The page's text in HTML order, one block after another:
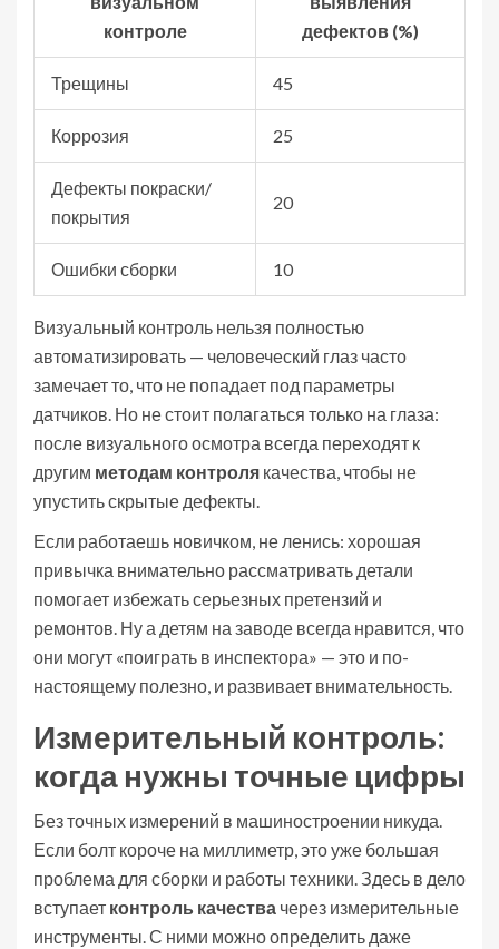
контроле
дефектов (%)
Трещины 45
Коррозия 25
Дефекты покраски/
покрытия
20
Ошибки сборки 10
Визуальный контроль нельзя полностью
автоматизировать — человеческий глаз часто
замечает то, что не попадает под параметры
датчиков. Но не стоит полагаться только на глаза:
после визуального осмотра всегда переходят к
другим методам контроля качества, чтобы не
упустить скрытые дефекты.
Если работаешь новичком, не ленись: хорошая
привычка внимательно рассматривать детали
помогает избежать серьезных претензий и
ремонтов. Ну а детям на заводе всегда нравится, что
они могут «поиграть в инспектора» — это и по-
настоящему полезно, и развивает внимательность.
Измерительный контроль:
когда нужны точные цифры
Без точных измерений в машиностроении никуда.
Если болт короче на миллиметр, это уже большая
проблема для сборки и работы техники. Здесь в дело
вступает контроль качества через измерительные
инструменты. С ними можно определить даже